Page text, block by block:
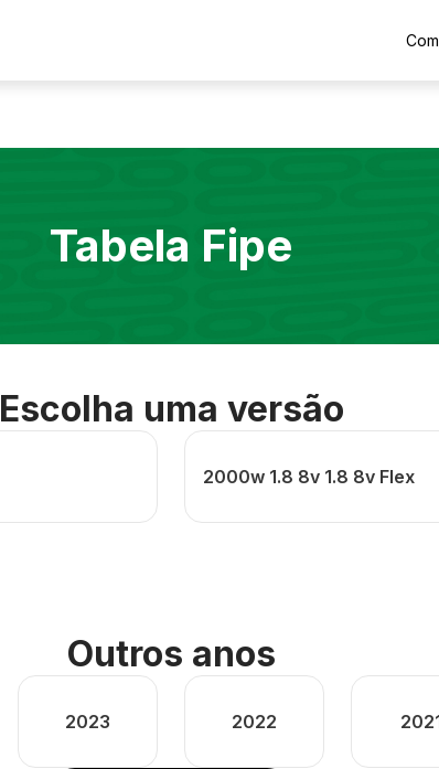
Tabela Fipe
Escolha uma versão
2000w 1.8 8v 1.8 8v Flex
Outros anos
2023 2022